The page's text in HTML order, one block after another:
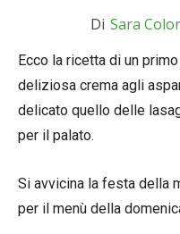
Di Sara
Ecco la ricetta di un
deliziosa crema agli
delicato quello delle
per il palato.
Si avvicina la festa della
per il menù della